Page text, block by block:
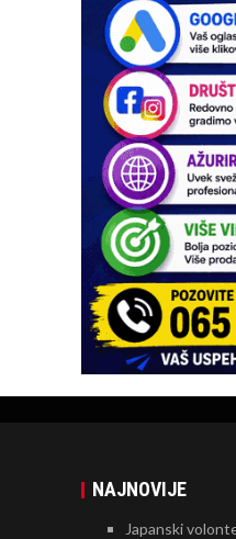
NAJNOVIJE
Japanski